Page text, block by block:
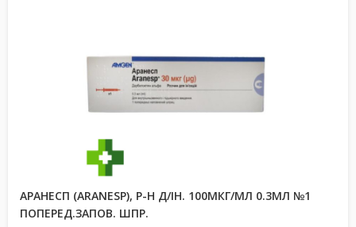
АРАНЕСП (ARANESP), Р-Н Д/ІН. 100МКГ/МЛ 0.3МЛ №1
ПОПЕРЕД.ЗАПОВ. ШПР.